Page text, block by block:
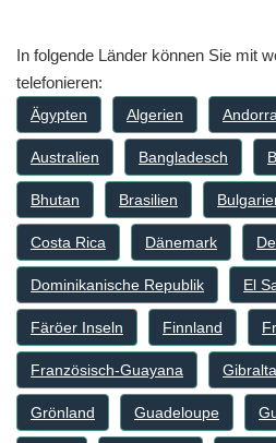
In folgende Länder können Sie mit
telefonieren:
Ägypten Algerien Andorra
Australien Bangladesch
Bhutan Brasilien
Costa Rica Dänemark
Dominikanische Republik El
Färöer Inseln Finnland
Französisch-Guayana
Grönland Guadeloupe